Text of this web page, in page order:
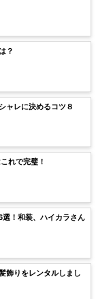
？
ャレに決めるコツ８
れで完璧！
！和装、ハイカラさん
飾りをレンタルしまし